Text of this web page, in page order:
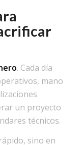
. Cada día
mano
un proyecto
técnicos.
sino en